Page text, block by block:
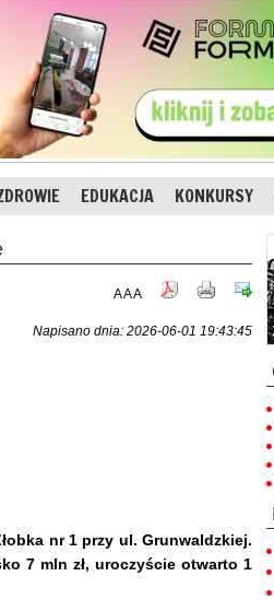
EDUKACJA KONKURSY
AAA
Napisano dnia: 2026-06-01 19:43:45
nr 1 przy ul. Grunwaldzkiej.
7 mln zł, uroczyście otwarto 1